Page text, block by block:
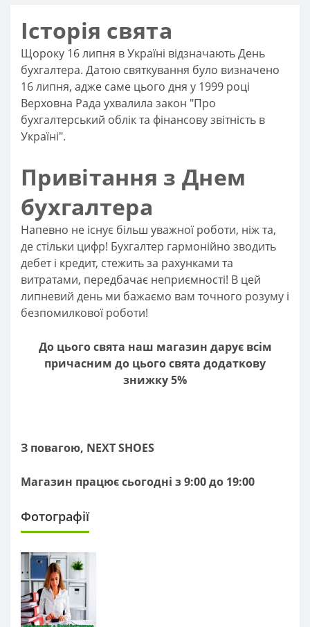
Історія свята
Щороку 16 липня в Україні відзначають День
бухгалтера. Датою святкування було визначено
16 липня, адже саме цього дня у 1999 році
Верховна Рада ухвалила закон "Про
бухгалтерський облік та фінансову звітність в
Україні".
Привітання з Днем
бухгалтера
Напевно не існує більш уважної роботи, ніж та,
де стільки цифр! Бухгалтер гармонійно зводить
дебет і кредит, стежить за рахунками та
витратами, передбачає неприємності! В цей
липневий день ми бажаємо вам точного розуму і
безпомилкової роботи!
До цього свята наш магазин дарує всім
причасним до цього свята додаткову
знижку 5%
З повагою, NEXT SHOES
Магазин працює сьогодні з 9:00 до 19:00
Фотографії